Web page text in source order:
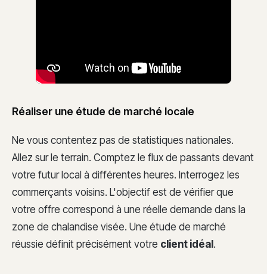
Réaliser une étude de marché locale
Ne vous contentez pas de statistiques nationales.
Allez sur le terrain. Comptez le flux de passants devant
votre futur local à différentes heures. Interrogez les
commerçants voisins. L'objectif est de vérifier que
votre offre correspond à une réelle demande dans la
zone de chalandise visée. Une étude de marché
réussie définit précisément votre client idéal.